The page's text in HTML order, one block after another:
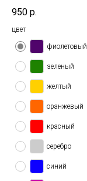
950 р.
цвет
фиолетовый
зеленый
желтый
оранжевый
красный
серебро
синий